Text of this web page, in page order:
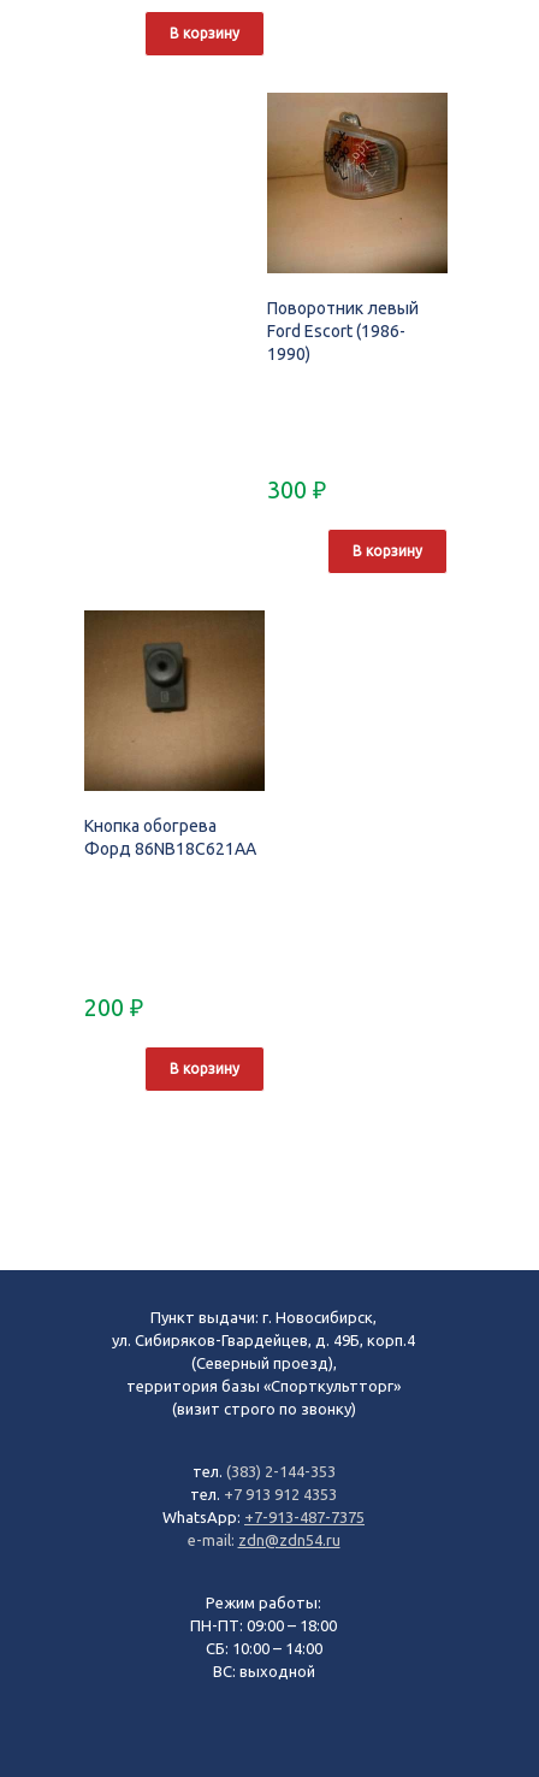
В корзину
Поворотник левый
Ford Escort (1986-
1990)
300 ₽
В корзину
Кнопка обогрева
Форд 86NB18C621AA
200 ₽
В корзину
Пункт выдачи: г. Новосибирск,
ул. Сибиряков-Гвардейцев, д. 49Б, корп.4
(Северный проезд),
территория базы «Спорткультторг»
(визит строго по звонку)
тел. (383) 2-144-353
тел. +7 913 912 4353
WhatsApp: +7-913-487-7375
e-mail: zdn@zdn54.ru
Режим работы:
ПН-ПТ: 09:00 – 18:00
СБ: 10:00 – 14:00
ВС: выходной